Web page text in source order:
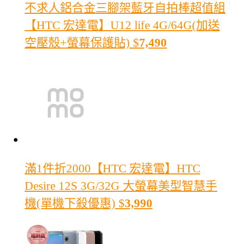
不求人鋁合金三腳架藍牙自拍棒超值組
【HTC 宏達電】U12 life 4G/64G(加送
空壓殼+螢幕保護貼) $7,490
滿1件折2000 【HTC 宏達電】HTC
Desire 12S 3G/32G 大螢幕美型智慧手
機(單機下殺優惠) $3,990